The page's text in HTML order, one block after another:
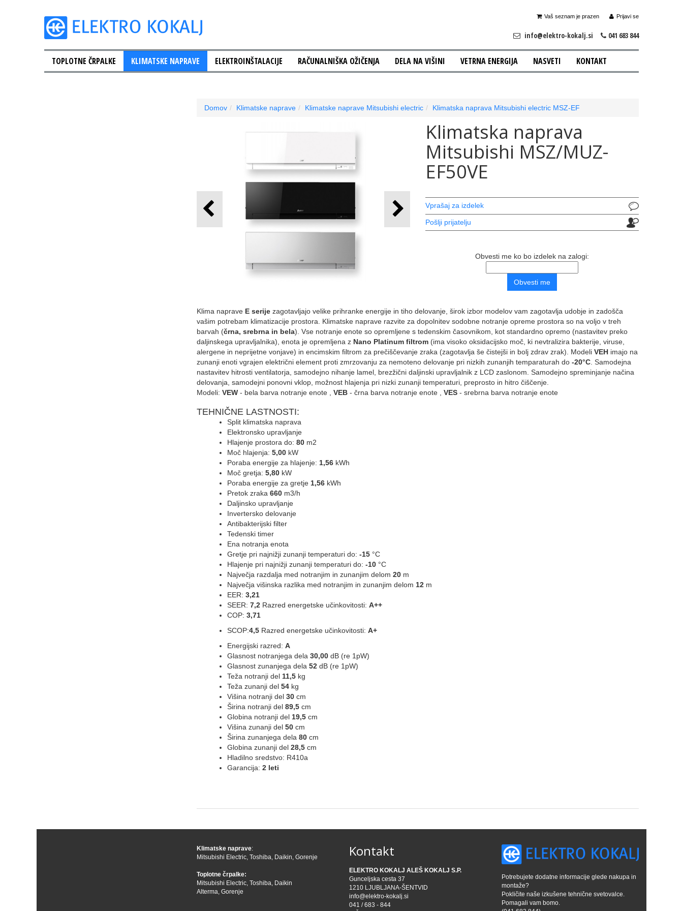
Prijavi se
Vaš seznam je prazen
info@elektro-kokalj.si 041 683 844
TOPLOTNE ČRPALKE KLIMATSKE NAPRAVE ELEKTROINŠTALACIJE RAČUNALNIŠKA OŽIČENJA DELA NA VIŠINI VETRNA ENERGIJA NASVETI KONTAKT
Domov Klimatske naprave Klimatske naprave Mitsubishi electric Klimatska naprava Mitsubishi electric MSZ-EF
Klimatska naprava
Mitsubishi MSZ/MUZ-
EF50VE
Vprašaj za izdelek
Pošlji prijatelju
Obvesti me ko bo izdelek na zalogi:
Klima naprave E serije zagotavljajo velike prihranke energije in tiho delovanje, širok izbor modelov vam zagotavlja udobje in zadošča
vašim potrebam klimatizacije prostora. Klimatske naprave razvite za dopolnitev sodobne notranje opreme prostora so na voljo v treh
barvah (črna, srebrna in bela). Vse notranje enote so opremljene s tedenskim časovnikom, kot standardno opremo (nastavitev preko
daljinskega upravljalnika), enota je opremljena z Nano Platinum filtrom (ima visoko oksidacijsko moč, ki nevtralizira bakterije, viruse,
alergene in neprijetne vonjave) in encimskim filtrom za prečiščevanje zraka (zagotavlja še čistejši in bolj zdrav zrak). Modeli VEH imajo na
zunanji enoti vgrajen električni element proti zmrzovanju za nemoteno delovanje pri nizkih zunanjih temparaturah do -20°C . Samodejna
nastavitev hitrosti ventilatorja, samodejno nihanje lamel, brezžični daljinski upravljalnik z LCD zaslonom. Samodejno spreminjanje načina
delovanja, samodejni ponovni vklop, možnost hlajenja pri nizki zunanji temperaturi, preprosto in hitro čiščenje.
Modeli: VEW - bela barva notranje enote , VEB - črna barva notranje enote , VES - srebrna barva notranje enote
TEHNIČNE LASTNOSTI:
Split klimatska naprava
Elektronsko upravljanje
Hlajenje prostora do: 80 m2
Moč hlajenja: 5,00 kW
Poraba energije za hlajenje: 1,56 kWh
Moč gretja: 5,80 kW
Poraba energije za gretje 1,56 kWh
Pretok zraka 660 m3/h
Daljinsko upravljanje
Invertersko delovanje
Antibakterijski filter
Tedenski timer
Ena notranja enota
Gretje pri najnižji zunanji temperaturi do: -15 °C
Hlajenje pri najnižji zunanji temperaturi do: -10 °C
Največja razdalja med notranjim in zunanjim delom 20 m
Največja višinska razlika med notranjim in zunanjim delom 12 m
EER: 3,21
SEER: 7,2 Razred energetske učinkovitosti: A++
COP: 3,71
SCOP:4,5 Razred energetske učinkovitosti: A+
Energijski razred: A
Glasnost notranjega dela 30,00 dB (re 1pW)
Glasnost zunanjega dela 52 dB (re 1pW)
Teža notranji del 11,5 kg
Teža zunanji del 54 kg
Višina notranji del 30 cm
Širina notranji del 89,5 cm
Globina notranji del 19,5 cm
Višina zunanji del 50 cm
Širina zunanjega dela 80 cm
Globina zunanji del 28,5 cm
Hladilno sredstvo: R410a
Garancija: 2 leti
Klimatske naprave:
Mitsubishi Electric, Toshiba, Daikin, Gorenje
Toplotne črpalke:
Mitsubishi Electric, Toshiba, Daikin
Alterma, Gorenje
Kontakt
ELEKTRO KOKALJ ALEŠ KOKALJ S.P.
Gunceljska cesta 37
1210 LJUBLJANA-ŠENTVID
info@elektro-kokalj.si
041 / 683 - 844
Potrebujete dodatne informacije glede nakupa in
montaže?
Pokličite naše izkušene tehnične svetovalce.
Pomagali vam bomo.